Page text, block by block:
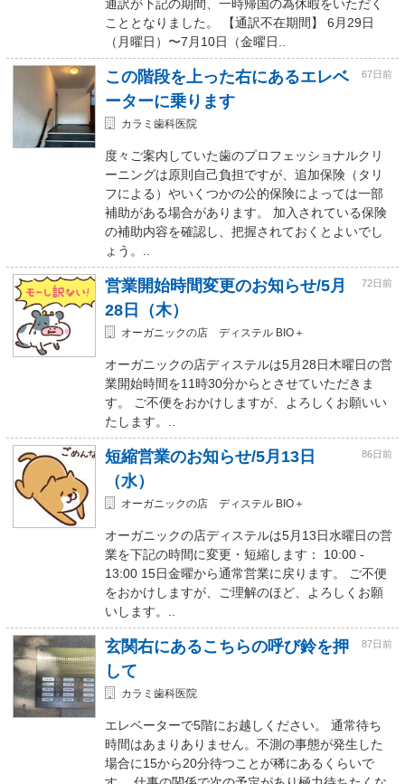
通訳が下記の期間、一時帰国の為休暇をいただく
こととなりました。 【通訳不在期間】 6月29日
（月曜日）〜7月10日（金曜日..
この階段を上った右にあるエレベ
ーターに乗ります
67日前
カラミ歯科医院
度々ご案内していた歯のプロフェッショナルクリ
ーニングは原則自己負担ですが、追加保険（タリ
フによる）やいくつかの公的保険によっては一部
補助がある場合があります。 加入されている保険
の補助内容を確認し、把握されておくとよいでし
ょう。..
営業開始時間変更のお知らせ/5月
28日（木）
72日前
オーガニックの店 ディステル BIO＋
オーガニックの店ディステルは5月28日木曜日の営
業開始時間を11時30分からとさせていただきま
す。 ご不便をおかけしますが、よろしくお願いい
たします。..
短縮営業のお知らせ/5月13日
（水）
86日前
オーガニックの店 ディステル BIO＋
オーガニックの店ディステルは5月13日水曜日の営
業を下記の時間に変更・短縮します： 10:00 -
13:00 15日金曜から通常営業に戻ります。 ご不便
をおかけしますが、ご理解のほど、よろしくお願
いします。..
玄関右にあるこちらの呼び鈴を押
して
87日前
カラミ歯科医院
エレベーターで5階にお越しください。 通常待ち
時間はあまりありません。不測の事態が発生した
場合に15から20分待つことが稀にあるくらいで